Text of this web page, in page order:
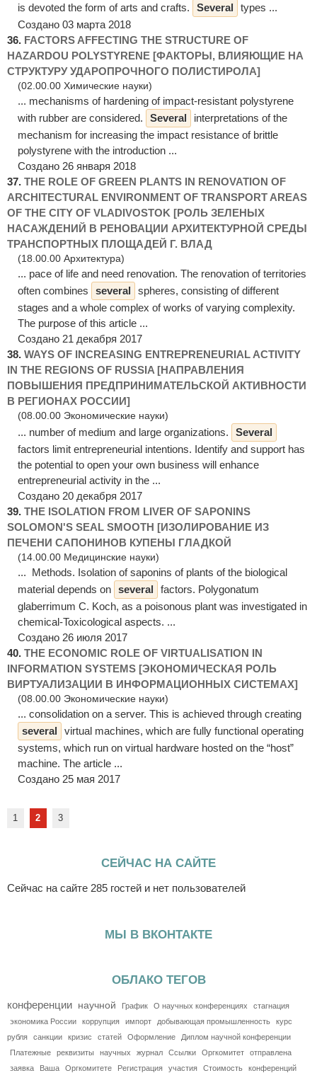
is devoted the form of arts and crafts.
Several types ...
Создано 03 марта 2018
36. FACTORS AFFECTING THE STRUCTURE OF
HAZARDOU POLYSTYRENE [ФАКТОРЫ, ВЛИЯЮЩИЕ НА
СТРУКТУРУ УДАРОПРОЧНОГО ПОЛИСТИРОЛА]
(02.00.00 Химические науки)
... mechanisms of hardening of impact-resistant polystyrene
with rubber are considered.
Several
interpretations of the
mechanism for increasing the impact resistance of brittle
polystyrene with the introduction ...
Создано 26 января 2018
37. THE ROLE OF GREEN PLANTS IN RENOVATION OF
ARCHITECTURAL ENVIRONMENT OF TRANSPORT AREAS
OF THE CITY OF VLADIVOSTOK [РОЛЬ ЗЕЛЕНЫХ
НАСАЖДЕНИЙ В РЕНОВАЦИИ АРХИТЕКТУРНОЙ СРЕДЫ
ТРАНСПОРТНЫХ ПЛОЩАДЕЙ Г. ВЛАД
(18.00.00 Архитектура)
... pace of life and need renovation. The renovation of territories
often combines
several spheres, consisting of different
stages and a whole complex of works of varying complexity.
The purpose of this article ...
Создано 21 декабря 2017
38. WAYS OF INCREASING ENTREPRENEURIAL ACTIVITY
IN THE REGIONS OF RUSSIA [НАПРАВЛЕНИЯ
ПОВЫШЕНИЯ ПРЕДПРИНИМАТЕЛЬСКОЙ АКТИВНОСТИ
В РЕГИОНАХ РОССИИ]
(08.00.00 Экономические науки)
... number of medium and large organizations.
Several
factors limit entrepreneurial intentions. Identify and support has
the potential to open your own business will enhance
entrepreneurial activity in the ...
Создано 20 декабря 2017
39. THE ISOLATION FROM LIVER OF SAPONINS
SOLOMON'S SEAL SMOOTH [ИЗОЛИРОВАНИЕ ИЗ
ПЕЧЕНИ САПОНИНОВ КУПЕНЫ ГЛАДКОЙ
(14.00.00 Медицинские науки)
... Methods. Isolation of saponins of plants of the biological
material depends on several factors. Polygonatum
glaberrimum C. Koch, as a poisonous plant was investigated in
chemical-Toxicological aspects. ...
Создано 26 июля 2017
40. THE ECONOMIC ROLE OF VIRTUALISATION IN
INFORMATION SYSTEMS [ЭКОНОМИЧЕСКАЯ РОЛЬ
ВИРТУАЛИЗАЦИИ В ИНФОРМАЦИОННЫХ СИСТЕМАХ]
(08.00.00 Экономические науки)
... consolidation on a server. This is achieved through creating
several virtual machines, which are fully functional operating
systems, which run on virtual hardware hosted on the “host”
machine. The article ...
Создано 25 мая 2017
1 2 3
СЕЙЧАС НА САЙТЕ
Сейчас на сайте 285 гостей и нет пользователей
МЫ В ВКОНТАКТЕ
ОБЛАКО ТЕГОВ
конференции научной График О научных конференциях
стагнация
экономика России
коррупция импорт добывающая промышленность
курс
рубля
санкции кризис статей Оформление
Диплом научной конференции
Платежные
реквизиты научных журнал Ссылки Оргкомитет
отправлена
заявка
Ваша Оргкомитете Регистрация участия Стоимость
конференций